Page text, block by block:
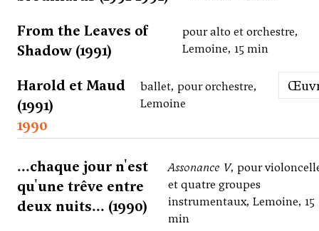
From the Leaves of
Shadow (1991)
pour alto et orchestre,
Lemoine, 15 min
Harold et Maud
(1991)
ballet, pour orchestre,
Lemoine
1990
...chaque jour n'est
qu'une trêve entre
deux nuits... (1990)
Assonance V, pour
et quatre groupes
instrumentaux, Lemoine, 15
min